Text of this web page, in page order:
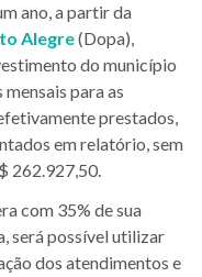
ano, a partir da
Alegre(Dopa),
do município
para as
prestados,
em relatório, sem
262.927,50.
com 35% de sua
será possível utilizar
dos atendimentos e